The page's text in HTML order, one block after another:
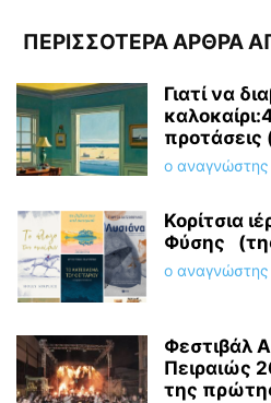
ΠΕΡΙΣΣΟΤΕΡΑ ΑΡΘΡΑ
Γιατί να
προτάσεις
ο αναγνώστης
Κορίτσια
Φύσης
ο αναγνώστης
Φεστιβάλ
Πειραιώς
της